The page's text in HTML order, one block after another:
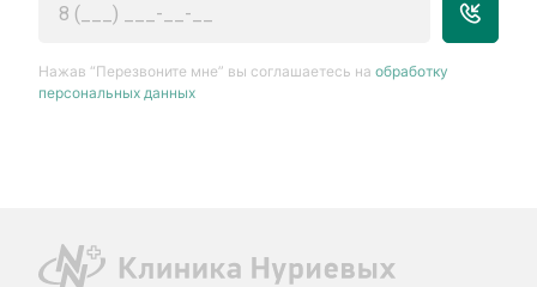
Нажав “Перезвоните мне” вы соглашаетесь наобработку
персональных данных